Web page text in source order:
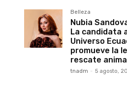
Belleza
Nubia
La candidata
Universo
promueve la
rescate
tnadm - 5 agosto,